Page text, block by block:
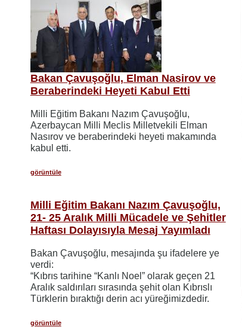
Bakan Çavuşoğlu, Elman Nasirov ve
Beraberindeki Heyeti Kabul Etti
Milli Eğitim Bakanı Nazım Çavuşoğlu,
Azerbaycan Milli Meclis Milletvekili Elman
Nasırov ve beraberindeki heyeti makamında
kabul etti.
görüntüle
Milli Eğitim Bakanı Nazım Çavuşoğlu,
21- 25 Aralık Milli Mücadele ve Şehitler
Haftası Dolayısıyla Mesaj Yayımladı
Bakan Çavuşoğlu, mesajında şu ifadelere ye
verdi:
“Kıbrıs tarihine “Kanlı Noel” olarak geçen 21
Aralık saldırıları sırasında şehit olan Kıbrıslı
Türklerin bıraktığı derin acı yüreğimizdedir.
görüntüle